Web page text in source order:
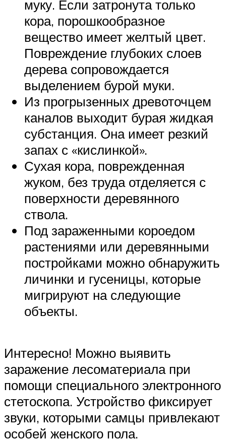
муку. Если затронута только
кора, порошкообразное
вещество имеет желтый цвет.
Повреждение глубоких слоев
дерева сопровождается
выделением бурой муки.
Из прогрызенных древоточцем
каналов выходит бурая жидкая
субстанция. Она имеет резкий
запах с «кислинкой».
Сухая кора, поврежденная
жуком, без труда отделяется с
поверхности деревянного
ствола.
Под зараженными короедом
растениями или деревянными
постройками можно обнаружить
личинки и гусеницы, которые
мигрируют на следующие
объекты.
Интересно! Можно выявить
заражение лесоматериала при
помощи специального электронного
стетоскопа. Устройство фиксирует
звуки, которыми самцы привлекают
особей женского пола.